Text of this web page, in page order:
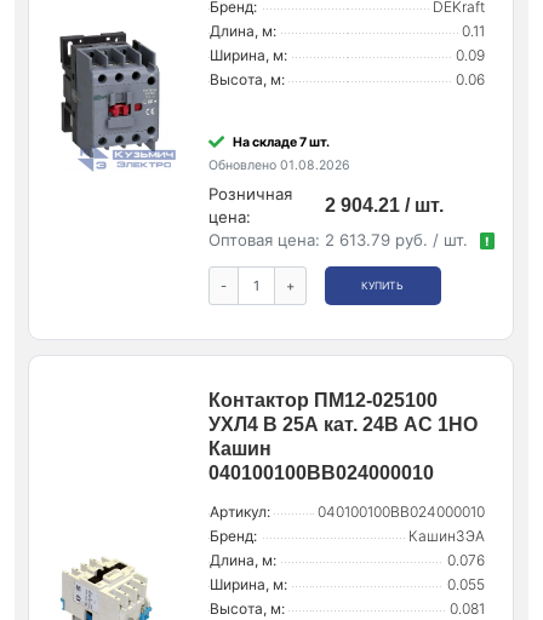
Бренд:
DEKraft
Длина, м:
0.11
Ширина, м:
0.09
Высота, м:
0.06
На складе 7 шт.
Обновлено 01.08.2026
Розничная
цена:
2 904.21 / шт.
Оптовая цена: 2 613.79 руб. / шт. !
- + КУПИТЬ
Контактор ПМ12-025100
УХЛ4 В 25А кат. 24В AC 1НО
Кашин
040100100ВВ024000010
Артикул:
040100100ВВ024000010
Бренд:
КашинЗЭА
Длина, м:
0.076
Ширина, м:
0.055
Высота, м:
0.081